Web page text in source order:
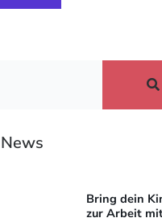
Bring dein
zur Arbeit